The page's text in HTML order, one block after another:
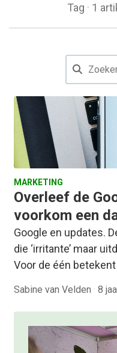
Tag · 1
MARKETING
Overleef de
voorkom een
Google en updates.
die ‘irritante’ maar
Voor de één
Sabine van Velden · 8